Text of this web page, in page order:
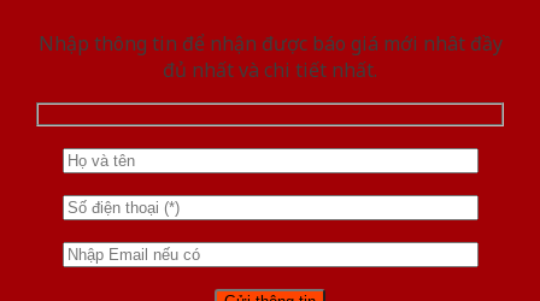
Nhập thông tin để nhận được báo giá mới nhât đầy
đủ nhất và chi tiết nhất.